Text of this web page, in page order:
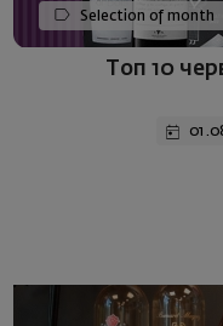
Selection of month
Топ 10